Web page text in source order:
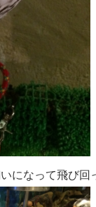
になって飛び回